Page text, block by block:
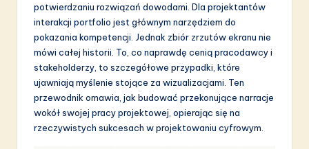
&
S
o
w
potwierdzaniu rozwiązań dowodami. Dla projektantów
interakcji portfolio jest głównym narzędziem do
pokazania kompetencji. Jednak zbiór zrzutów ekranu nie
mówi całej historii. To, co naprawdę cenią pracodawcy i
stakeholderzy, to szczegółowe przypadki, które
ujawniają myślenie stojące za wizualizacjami. Ten
przewodnik omawia, jak budować przekonujące narracje
wokół swojej pracy projektowej, opierając się na
rzeczywistych sukcesach w projektowaniu cyfrowym.